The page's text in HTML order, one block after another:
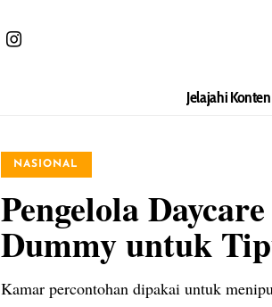
Jelajahi Konten
NASIONAL
Pengelola
Dummy untuk
Kamar percontohan dipakai untuk